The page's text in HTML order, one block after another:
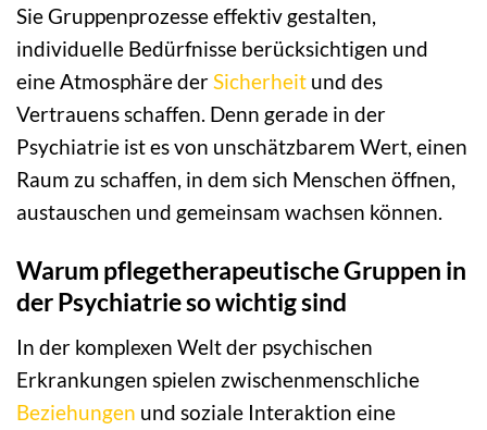
Sie Gruppenprozesse effektiv gestalten,
individuelle Bedürfnisse berücksichtigen und
eine Atmosphäre der Sicherheit und des
Vertrauens schaffen. Denn gerade in der
Psychiatrie ist es von unschätzbarem Wert, einen
Raum zu schaffen, in dem sich Menschen öffnen,
austauschen und gemeinsam wachsen können.
Warum pflegetherapeutische Gruppen in
der Psychiatrie so wichtig sind
In der komplexen Welt der psychischen
Erkrankungen spielen zwischenmenschliche
Beziehungen und soziale Interaktion eine